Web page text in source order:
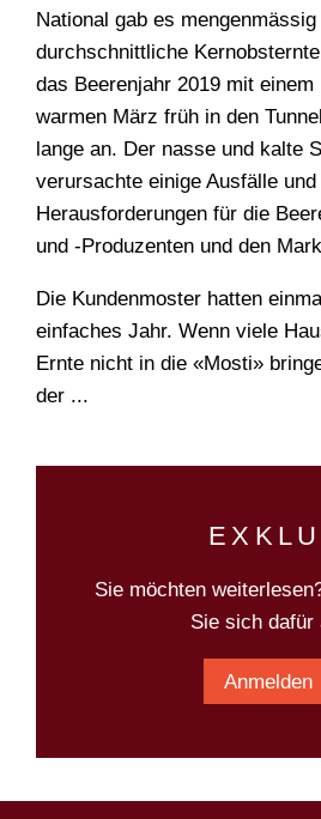
National gab es mengenmässig
durchschnittliche
das Beerenjahr 2019 mit
warmen März früh in den
lange an. Der nasse und kalte
verursachte einige Ausfälle
Herausforderungen für die
und -Produzenten und den
Die Kundenmoster hatten
einfaches Jahr. Wenn viele
Ernte nicht in die «Mosti»
der ...
Sie möchten
Sie sich dafür
Anmelden
WONACH